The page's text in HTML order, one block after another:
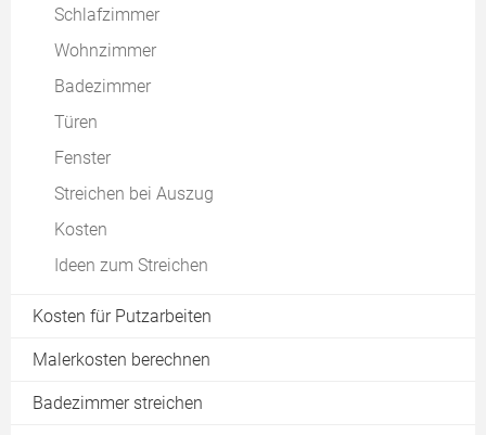
Wandfläche berechnen
Grundierung
Modernismus
Schlafzimmer
Wohnzimmer
Badezimmer
Türen
Fenster
Streichen bei Auszug
Kosten
Ideen zum Streichen
Kosten für Putzarbeiten
Malerkosten berechnen
Badezimmer streichen